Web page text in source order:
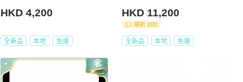
HKD 4,200
全新品 本地 免運
HKD 11,200
現折 200
全新品 本地 免運